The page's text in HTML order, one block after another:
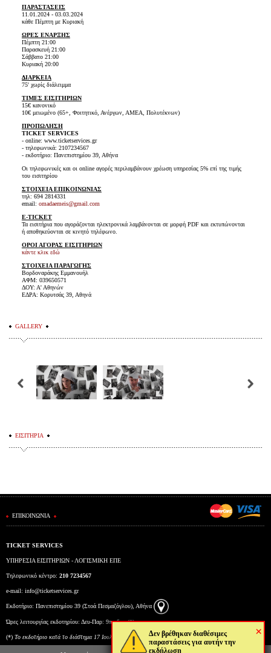
×
Δεν βρέθηκαν διαθέσιμες
παραστάσεις για αυτήν την
εκδήλωση
ΠΑΡΑΣΤΑΣΕΙΣ
11.01.2024 - 03.03.2024
κάθε Πέμπτη με Κυριακή
ΩΡΕΣ ΕΝΑΡΞΗΣ
Πέμπτη 21:00
Παρασκευή 21:00
Σάββατο 21:00
Κυριακή 20:00
ΔΙΑΡΚΕΙΑ
75' χωρίς διάλειμμα
ΤΙΜΕΣ ΕΙΣΙΤΗΡΙΩΝ
15€ κανονικό
10€ μειωμένο (65+, Φοιτητικό, Ανέργων, ΑΜΕΑ, Πολυτέκνων)
ΠΡΟΠΩΛΗΣΗ
TICKET SERVICES
- online: www.ticketservices.gr
- τηλεφωνικά: 2107234567
- εκδοτήριο: Πανεπιστημίου 39, Αθήνα
Οι τηλεφωνικές και οι online αγορές περιλαμβάνουν χρέωση υπηρεσίας 5% επί της τιμής
του εισιτηρίου
ΣΤΟΙΧΕΙΑ ΕΠΙΚΟΙΝΩΝΙΑΣ
τηλ: 694 2814331
email: omadaemeis@gmail.com
E-TICKET
Τα εισιτήρια που αγοράζονται ηλεκτρονικά λαμβάνονται σε μορφή PDF και εκτυπώνονται
ή αποθηκεύονται σε κινητό τηλέφωνο.
ΟΡΟΙ ΑΓΟΡΑΣ ΕΙΣΙΤΗΡΙΩΝ
κάντε κλικ εδώ
ΣΤΟΙΧΕΙΑ ΠΑΡΑΓΩΓΗΣ
Βορδοναράκης Εμμανουήλ
ΑΦΜ: 039650571
ΔΟΥ: Α' Αθηνών
ΕΔΡΑ: Κορυτσάς 39, Αθηνά
GALLERY
ΕΙΣΙΤΗΡΙΑ
ΕΠΙΚΟΙΝΩΝΙΑ
TICKET SERVICES
ΥΠΗΡΕΣΙΑ ΕΙΣΙΤΗΡΙΩΝ - ΛΟΓΙΣΜΙΚΗ ΕΠΕ
Τηλεφωνικό κέντρο: 210 7234567
e-mail: info@ticketservices.gr
Εκδοτήριο: Πανεπιστημίου 39 (Στοά Πεσμαζόγλου), Αθήνα
Ώρες λειτουργίας εκδοτηρίου: Δευ-Παρ: 9πμ-5μμ (*)
(*) To εκδοτήριο κατά το διάστημα 17 Ιουλίου έως και 6 Αυγούστου θα λειτουργεί Δευτέρα έως